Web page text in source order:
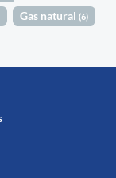
Gas natural (6)